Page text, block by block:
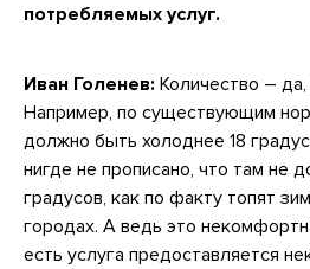
потребляемых услуг.
Иван Голенев: Количество –
Например, по существующим
должно быть холоднее 18
нигде не прописано, что там не
градусов, как по факту топят
городах. А ведь это
есть услуга предоставляется